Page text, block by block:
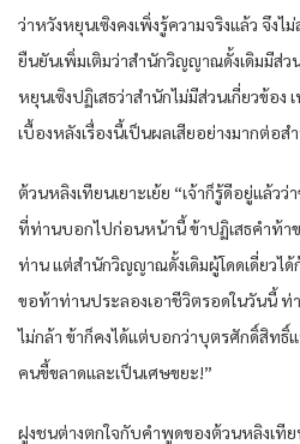
ว่าหวังหยุนเซิงคงเพิ่งรู้ความจริงแล้ว จึง
ยืนยันเพิ่มเติมว่าสำนักวิญญาณดั้งเดิมมีส่ว
หยุนเซิงปฏิเสธว่าสำนักไม่มีส่วนเกี่ยวข้อง
เบื้องหลังเรื่องนี้เป็นผลเสียอย่างมากต่อส
ต้วนหลิงเทียนเยาะเย้ย “เจ้าก็รู้ดีอยู่แล้วว่
ที่ท่านบอกไปก่อนหน้านี้ ข้าปฏิเสธคำท้า
ท่าน แต่สำนักวิญญาณดั้งเดิมผู้โดดเดี่ยวได้
ขอท้าท่านประลองเอาชีวิตรอดในวันนี้
ไม่กล้า ข้าก็คงได้แต่บอกว่าบุตรศักดิ์สิทธิ์
คนขี้ขลาดและเป็นเศษขยะ!”
ฝูงชนต่างตกใจกับคำพูดของต้วนหลิงเที